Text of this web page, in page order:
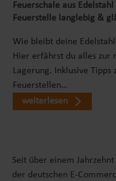
Feuerschale aus
Feuerstelle langlebig &
Wie bleibt deine
Hier erfährst du alles zur
Lagerung. Inklusive
Feuerstellen…
weiterlesen
Seit über einem
der deutschen E-